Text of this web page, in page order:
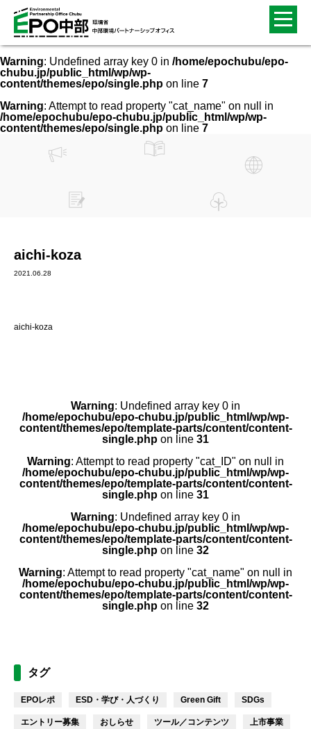
Warning: Undefined array key 0 in /home/epochubu/epo-
chubu.jp/public_html/wp/wp-
content/themes/epo/single.php on line 7
Warning: Attempt to read property "cat_name" on null in
/home/epochubu/epo-chubu.jp/public_html/wp/wp-
content/themes/epo/single.php on line 7
aichi-koza
2021.06.28
aichi-koza
Warning: Undefined array key 0 in
/home/epochubu/epo-chubu.jp/public_html/wp/wp-
content/themes/epo/template-parts/content/content-
single.php on line 31
Warning: Attempt to read property "cat_ID" on null in
/home/epochubu/epo-chubu.jp/public_html/wp/wp-
content/themes/epo/template-parts/content/content-
single.php on line 31
Warning: Undefined array key 0 in
/home/epochubu/epo-chubu.jp/public_html/wp/wp-
content/themes/epo/template-parts/content/content-
single.php on line 32
Warning: Attempt to read property "cat_name" on null in
/home/epochubu/epo-chubu.jp/public_html/wp/wp-
content/themes/epo/template-parts/content/content-
single.php on line 32
タグ
EPOレポ ESD・学び・人づくり Green Gift SDGs
エントリー募集 おしらせ ツール／コンテンツ 上市事業